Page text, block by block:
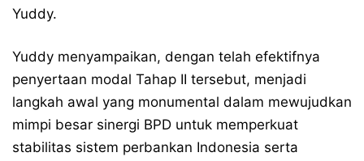
Yuddy.
Yuddy menyampaikan, dengan telah efektifnya
penyertaan modal Tahap II tersebut, menjadi
langkah awal yang monumental dalam mewujudkan
mimpi besar sinergi BPD untuk memperkuat
stabilitas sistem perbankan Indonesia serta